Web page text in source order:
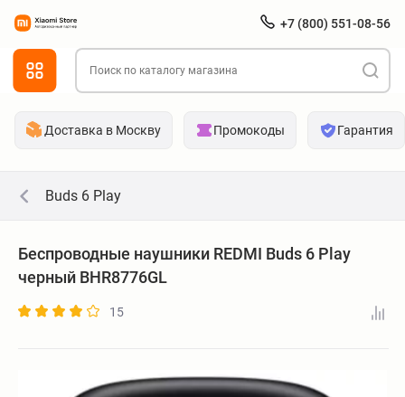
+7 (800) 551-08-56
Доставка в Москву Промокоды Гарантия
Buds 6 Play
Беспроводные наушники REDMI Buds 6 Play
черный BHR8776GL
15